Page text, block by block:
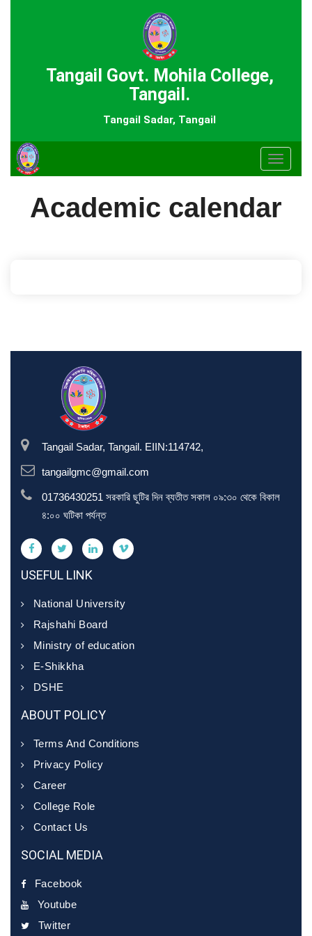
Tangail Govt. Mohila College,
Tangail.
Tangail Sadar, Tangail
Toggle
Academic calendar
Tangail Sadar, Tangail. EIIN:114742,
tangailgmc@gmail.com
01736430251 সরকারি ছুটির দিন ব্যতীত সকাল ০৯:৩০ থেকে বিকাল
৪:০০ ঘটিকা পর্যন্ত
USEFUL LINK
National University
Rajshahi Board
Ministry of education
E-Shikkha
DSHE
ABOUT POLICY
Terms And Conditions
Privacy Policy
Career
College Role
Contact Us
SOCIAL MEDIA
Facebook
Youtube
Twitter